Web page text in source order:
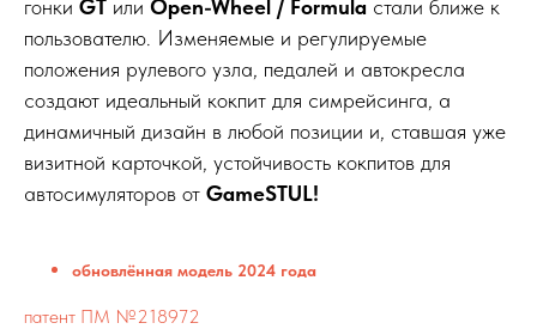
гонки GT или Open-Wheel / Formula стали ближе к
пользователю. Изменяемые и регулируемые
положения рулевого узла, педалей и автокресла
создают идеальный кокпит для симрейсинга, а
динамичный дизайн в любой позиции и, ставшая уже
визитной карточкой, устойчивость кокпитов для
автосимуляторов от GameSTUL!
обновлённая модель 2024 года
патент ПМ №218972